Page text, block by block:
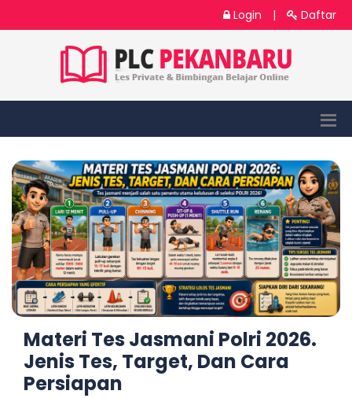
Login | Daftar
Materi Tes Jasmani Polri 2026.
Jenis Tes, Target, Dan Cara
Persiapan